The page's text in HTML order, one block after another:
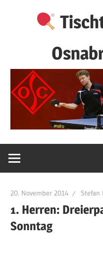
20. November 2014 Stefan
1. Herren:
Sonntag